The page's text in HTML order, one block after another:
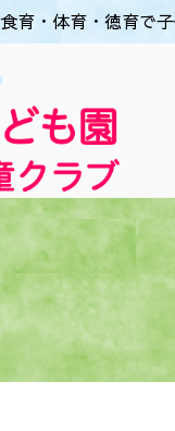
育・体育・徳育で